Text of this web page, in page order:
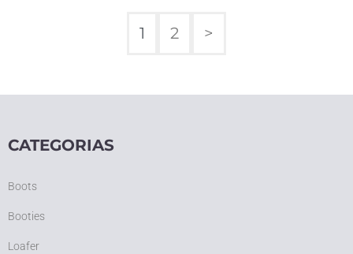
1 2 >
CATEGORIAS
Boots
Booties
Loafer